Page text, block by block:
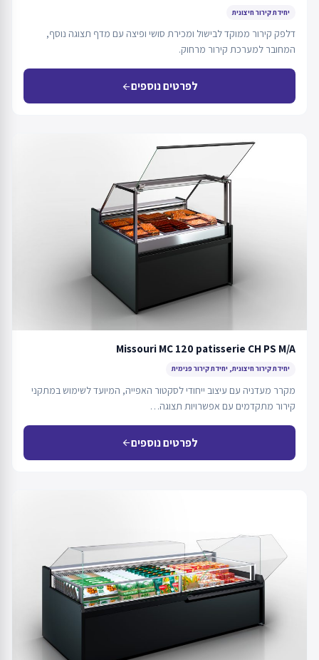
יחידת קירור חיצונית
דלפק קירור ממוקד לבישול ומכירת סושי ופיצה עם מדף תצוגה נוסף,
המחובר למערכת קירור מרחוק.
לפרטים נוספיםarrow_back
Missouri MC 120 patisserie CH PS M/A
יחידת קירור חיצונית, יחידת קירור פנימית
מקרר מעדניה עם עיצוב ייחודי לסקטור האפייה, המיועד לשימוש במתקני
קירור מתקדמים עם אפשרויות תצוגה…
לפרטים נוספיםarrow_back